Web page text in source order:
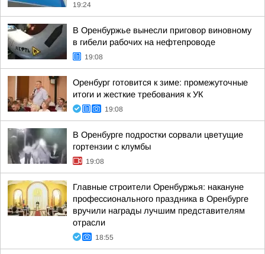
19:24
В Оренбуржье вынесли приговор виновному
в гибели рабочих на нефтепроводе
19:08
Оренбург готовится к зиме: промежуточные
итоги и жесткие требования к УК
19:08
В Оренбурге подростки сорвали цветущие
гортензии с клумбы
19:08
Главные строители Оренбуржья: накануне
профессионального праздника в Оренбурге
вручили награды лучшим представителям
отрасли
18:55